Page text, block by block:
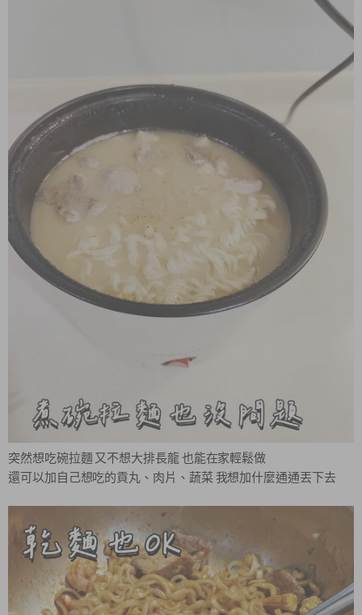
突然想吃碗拉麵 又不想大排長龍 也能在家輕鬆做
還可以加自己想吃的貢丸、肉片、蔬菜 我想加什麼通通丟下去